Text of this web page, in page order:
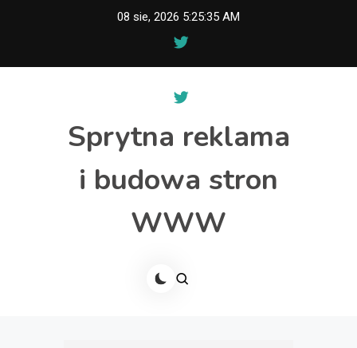
08 sie, 2026 5:25:36 AM
Sprytna reklama
i budowa stron
WWW